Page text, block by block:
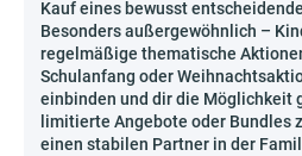
Kauf eines bewusst
Besonders außergewöhnlich –
regelmäßige thematische
Schulanfang oder
einbinden und dir die Möglichkeit
limitierte Angebote oder Bundles
einen stabilen Partner in der